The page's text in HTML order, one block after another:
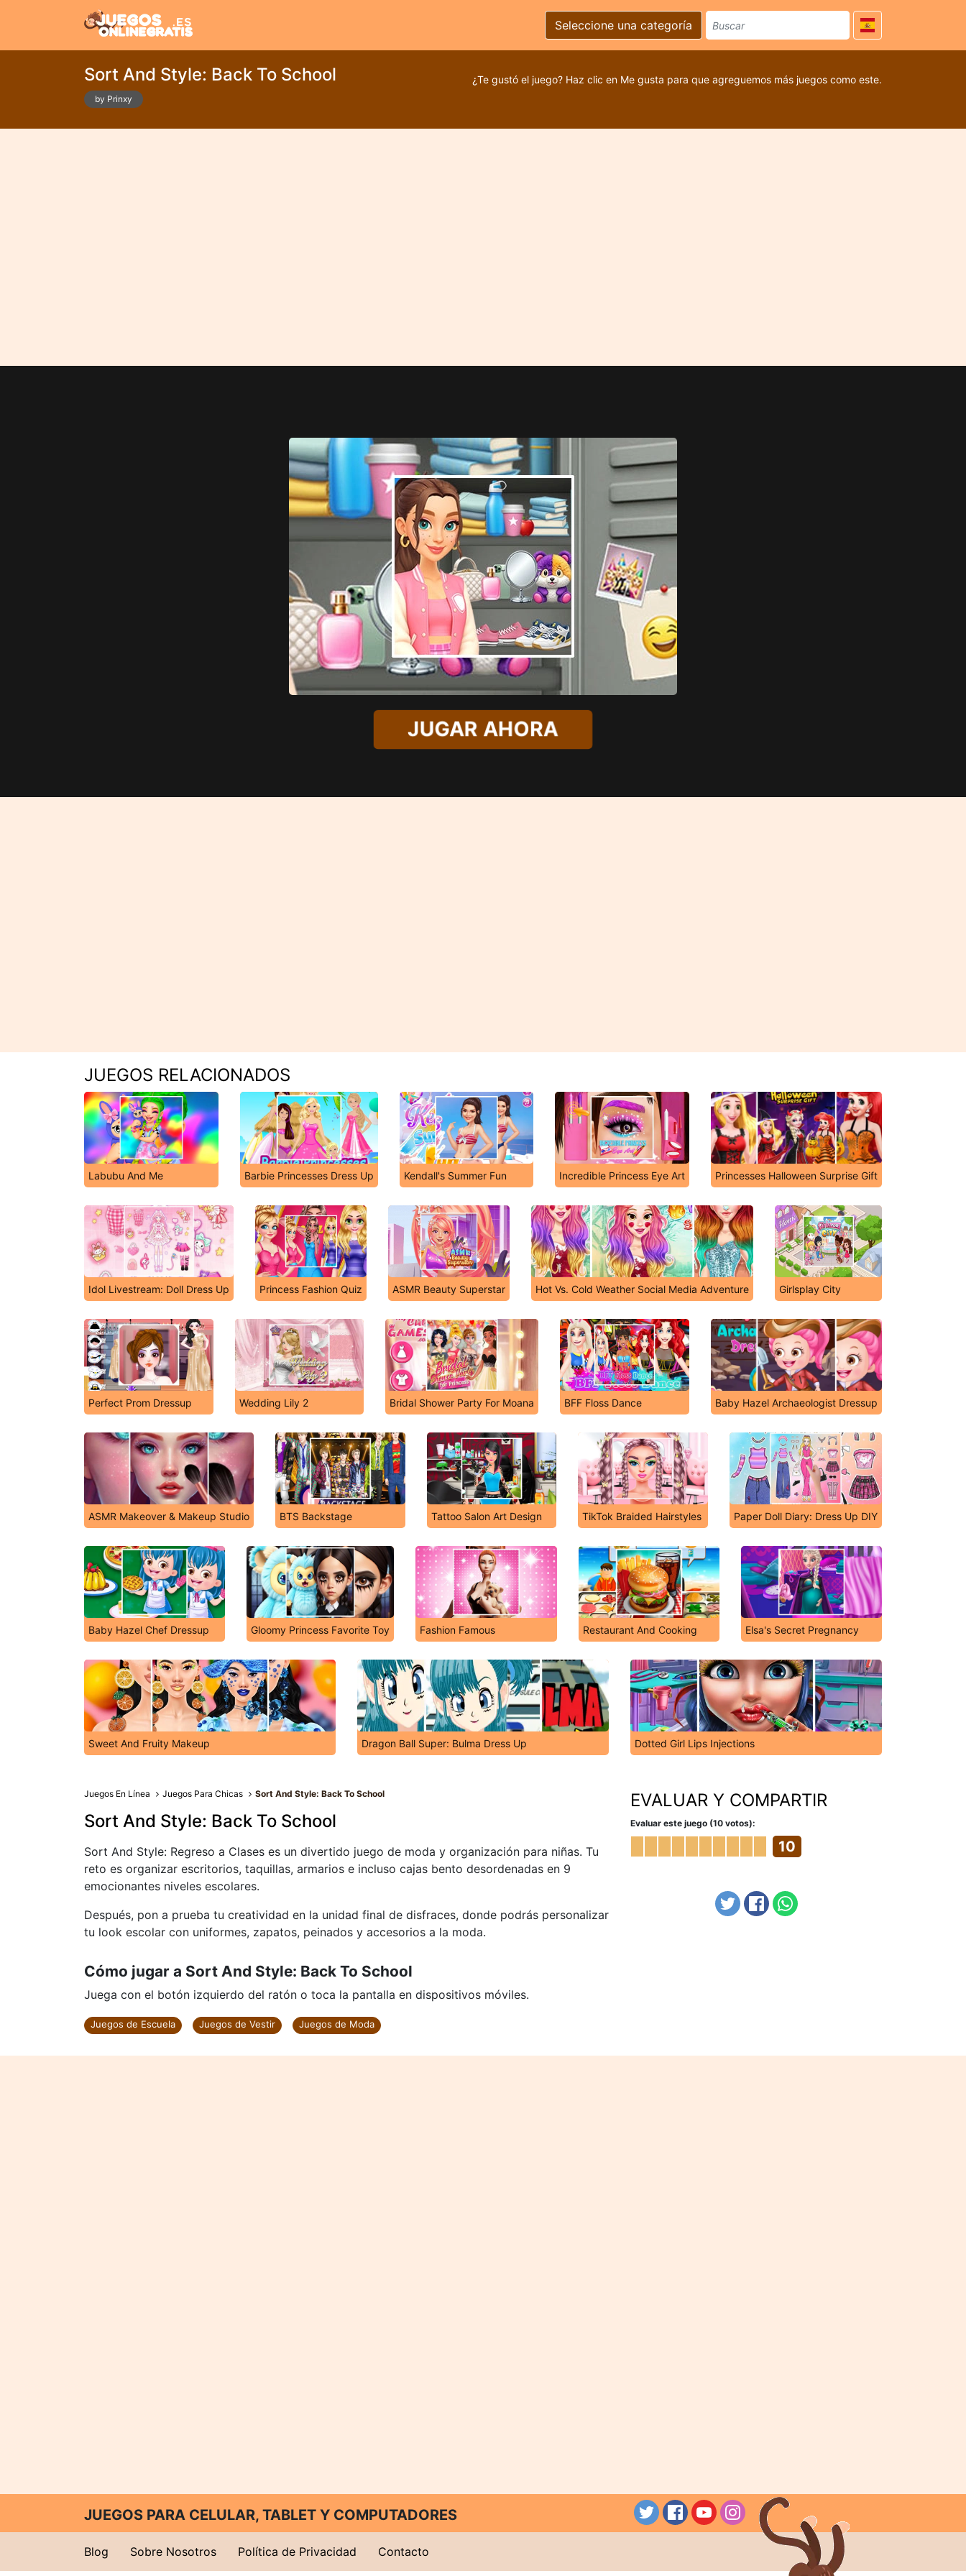
Seleccione una categoría
Sort And Style: Back To School
by Prinxy
¿Te gustó el juego? Haz clic en Me gusta para que agreguemos más juegos como este.
JUGAR AHORA
JUEGOS RELACIONADOS
Labubu And Me Barbie Princesses Dress Up Kendall's Summer Fun Incredible Princess Eye Art Princesses Halloween Surprise Gift
Idol Livestream: Doll Dress Up Princess Fashion Quiz ASMR Beauty Superstar Hot Vs. Cold Weather Social Media Adventure Girlsplay City
Perfect Prom Dressup Wedding Lily 2 Bridal Shower Party For Moana BFF Floss Dance Baby Hazel Archaeologist Dressup
ASMR Makeover & Makeup Studio BTS Backstage Tattoo Salon Art Design TikTok Braided Hairstyles Paper Doll Diary: Dress Up DIY
Baby Hazel Chef Dressup Gloomy Princess Favorite Toy Fashion Famous Restaurant And Cooking Elsa's Secret Pregnancy
Sweet And Fruity Makeup Dragon Ball Super: Bulma Dress Up Dotted Girl Lips Injections
Juegos En Línea Juegos Para Chicas Sort And Style: Back To School
Sort And Style: Back To School
Sort And Style: Regreso a Clases es un divertido juego de moda y organización para niñas. Tu
reto es organizar escritorios, taquillas, armarios e incluso cajas bento desordenadas en 9
emocionantes niveles escolares.
Después, pon a prueba tu creatividad en la unidad final de disfraces, donde podrás personalizar
tu look escolar con uniformes, zapatos, peinados y accesorios a la moda.
Cómo jugar a Sort And Style: Back To School
Juega con el botón izquierdo del ratón o toca la pantalla en dispositivos móviles.
Juegos de Escuela Juegos de Vestir Juegos de Moda
EVALUAR Y COMPARTIR
Evaluar este juego (10 votos):
10
JUEGOS PARA CELULAR, TABLET Y COMPUTADORES
Blog Sobre Nosotros Política de Privacidad Contacto